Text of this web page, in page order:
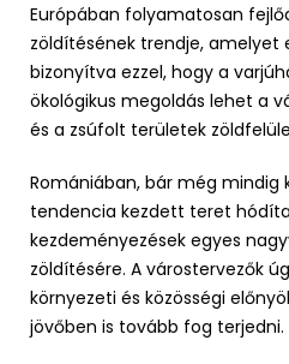
Európában folyamatosan
zöldítésének trendje, amelyet
bizonyítva ezzel, hogy a
ökológikus megoldás lehet a
és a zsúfolt területek
Romániában, bár még mindig
tendencia kezdett teret
kezdeményezések egyes
zöldítésére. A várostervezők
környezeti és közösségi
jövőben is tovább fog terjedni.